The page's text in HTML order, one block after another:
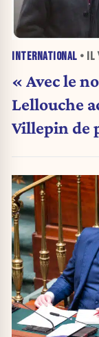
INTERNATIONAL • IL
« Avec le
Lellouche
Villepin de